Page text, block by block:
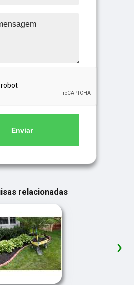
Enviar
relacionadas
›